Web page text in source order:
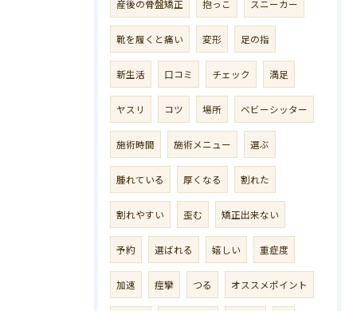
産後の骨盤矯正 抱っこ スニーカー
靴を履くと痛い 変形 足の指
新生活 口コミ チェック 満足
ヤスリ コツ 場所 ベビーシッター
施術時間 施術メニュー 選ぶ
腫れている 厚くなる 割れた
割れやすい 歪む 矯正出来ない
予約 選ばれる 嬉しい 重症度
加速 痙攣 つる オススメポイント